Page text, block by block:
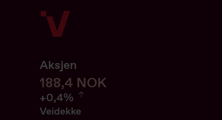
Aksjen
188,4 NOK188,4
+0,4%
0.43%
Veidekke